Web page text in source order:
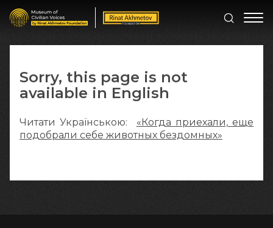
Sorry, this page is not
available in English
Читати Українською: «Когда приехали, еще
подобрали себе животных бездомных»